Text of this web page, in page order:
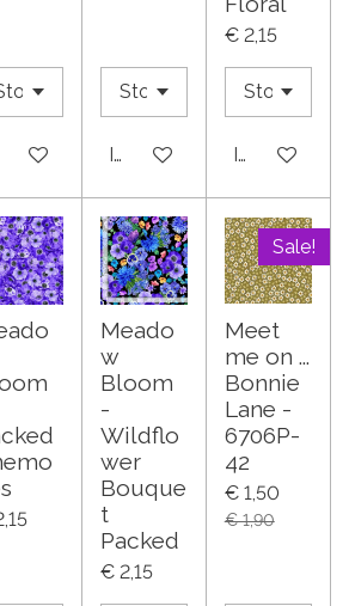
winkelwagenIn winkelwagen
€ 2,15
In
Meado
w
Bloom
-
Wildflo
wer
Bouque
t
Packed
€ 2,15
Sale!
Meet
me on ...
Bonnie
Lane -
6706P-
42
€ 1,50
€ 1,90